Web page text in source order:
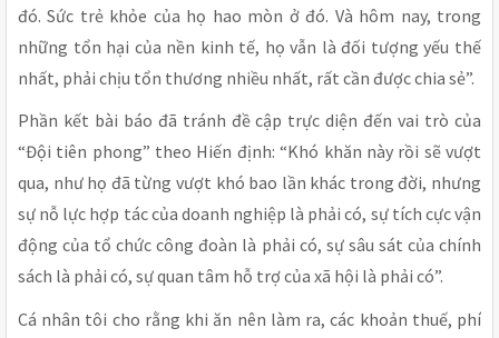
đó. Sức trẻ khỏe của họ hao mòn ở đó. Và hôm nay, trong
những tổn hại của nền kinh tế, họ vẫn là đối tượng yếu thế
nhất, phải chịu tổn thương nhiều nhất, rất cần được chia sẻ”.
Phần kết bài báo đã tránh đề cập trực diện đến vai trò của
“Đội tiên phong” theo Hiến định: “Khó khăn này rồi sẽ vượt
qua, như họ đã từng vượt khó bao lần khác trong đời, nhưng
sự nỗ lực hợp tác của doanh nghiệp là phải có, sự tích cực vận
động của tổ chức công đoàn là phải có, sự sâu sát của chính
sách là phải có, sự quan tâm hỗ trợ của xã hội là phải có”.
Cá nhân tôi cho rằng khi ăn nên làm ra, các khoản thuế, phí